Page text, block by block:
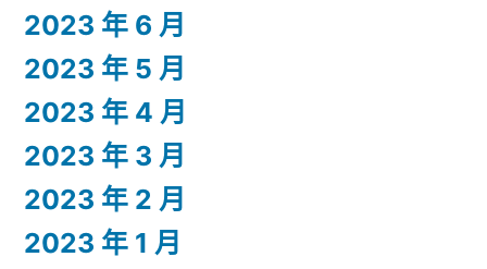
2023 年 6 月
2023 年 5 月
2023 年 4 月
2023 年 3 月
2023 年 2 月
2023 年 1 月